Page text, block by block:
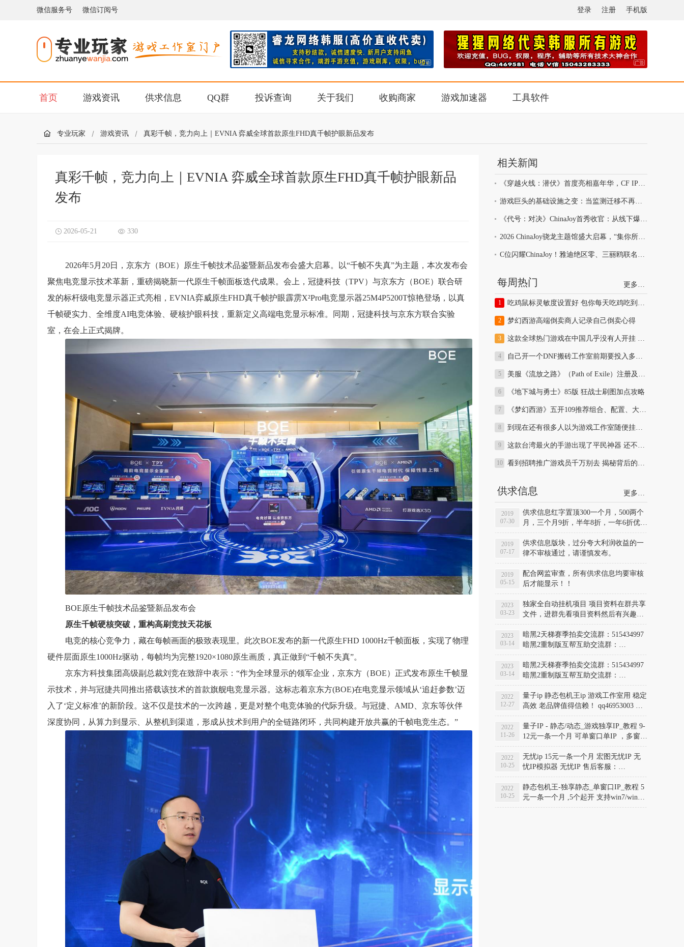
微信服务号 微信订阅号 登录 注册 手机版
首页 游戏资讯 供求信息 QQ群 投诉查询 关于我们 收购商家 游戏加速器 工具软件
专业玩家 游戏资讯 真彩千帧，竞力向上｜EVNIA 弈威全球首款原生FHD真千帧护眼新品发布
真彩千帧，竞力向上｜EVNIA 弈威全球首款原生FHD真千帧护眼新品
发布
2026-05-21 330
2026年5月20日，京东方（BOE）原生千帧技术品鉴暨新品发布会盛大启幕。以“千帧不失真”为主题，本次发布会
聚焦电竞显示技术革新，重磅揭晓新一代原生千帧面板迭代成果。会上，冠捷科技（TPV）与京东方（BOE）联合研
发的标杆级电竞显示器正式亮相，EVNIA弈威原生FHD真千帧护眼霹雳X²Pro电竞显示器25M4P5200T惊艳登场，以真
千帧硬实力、全维度AI电竞体验、硬核护眼科技，重新定义高端电竞显示标准。同期，冠捷科技与京东方联合实验
室，在会上正式揭牌。
BOE原生千帧技术品鉴暨新品发布会
原生千帧硬核突破，重构高刷竞技天花板
电竞的核心竞争力，藏在每帧画面的极致表现里。此次BOE发布的新一代原生FHD 1000Hz千帧面板，实现了物理
硬件层面原生1000Hz驱动，每帧均为完整1920×1080原生画质，真正做到“千帧不失真”。
京东方科技集团高级副总裁刘竞在致辞中表示：“作为全球显示的领军企业，京东方（BOE）正式发布原生千帧显
示技术，并与冠捷共同推出搭载该技术的首款旗舰电竞显示器。这标志着京东方(BOE)在电竞显示领域从‘追赶参数’迈
入了‘定义标准’的新阶段。这不仅是技术的一次跨越，更是对整个电竞体验的代际升级。与冠捷、AMD、京东等伙伴
深度协同，从算力到显示、从整机到渠道，形成从技术到用户的全链路闭环，共同构建开放共赢的千帧电竞生态。”
相关新闻
《穿越火线：潜伏》首度亮相嘉年华，CF IP迈向3A叙事新高度
游戏巨头的基础设施之变：当监测迁移不再以中断为代价
《代号：对决》ChinaJoy首秀收官：从线下爆满看见玩家的真实期待
2026 ChinaJoy骁龙主题馆盛大启幕，“集你所爱”解锁未来数字娱乐体验
C位闪耀ChinaJoy！雅迪绝区零、三丽鸥联名款全平台爆单
每周热门 更多…
吃鸡鼠标灵敏度设置好 包你每天吃鸡吃到饱！
梦幻西游高端倒卖商人记录自己倒卖心得
这款全球热门游戏在中国几乎没有人开挂 全球开挂比例最低
自己开一个DNF搬砖工作室前期要投入多少资金多久可以回本分析
美服《流放之路》（Path of Exile）注册及安装教程
《地下城与勇士》85版 狂战士刷图加点攻略
《梦幻西游》五开109推荐组合、配置、大型活动、副本及日常攻略
到现在还有很多人以为游戏工作室随便挂机就能月入上万
这款台湾最火的手游出现了平民神器 还不赶紧囤一波赚大钱？效果完爆同等武器
看到招聘推广游戏员千万别去 揭秘背后的坑爹之处和推广手段
供求信息 更多…
2019
07-30
供求信息红字置顶300一个月，500两个
月，三个月9折，半年8折，一年6折优
惠，需要置顶联系QQ：813220639 ，
QQ：38798955
2019
07-17
供求信息版块，过分夸大利润收益的一
律不审核通过，请谨慎发布。
2019
05-15
配合网监审查，所有供求信息均要审核
后才能显示！！
2023
03-23
独家全自动挂机项目 项目资料在群共享
文件，进群先看项目资料然后有兴趣的
联系管理 QQ群号: 868399266
2023
03-14
暗黑2天梯赛季拍卖交流群：515434997
暗黑2重制版互帮互助交流群：
565845560
2023
03-14
暗黑2天梯赛季拍卖交流群：515434997
暗黑2重制版互帮互助交流群：
565845560
2022
12-27
量子ip 静态包机王ip 游戏工作室用 稳定
高效 老品牌值得信赖！ qq46953003 官
网www.liangzlip.com
2022
11-26
量子IP - 静态/动态_游戏独享IP_教程 9-
12元一条一个月 可单窗口单IP ，多窗口
单IP 量子加速器支持自助 注册 自助购
买 注册账号: www.liangzlip.com qq
46953003
2022
10-25
无忧ip 15元一条一个月 宏图无忧IP 无
忧IP模拟器 无忧IP 售后客服：
329939780 官网:
http://329939780.wuyoudl.cn/ 教程/下
载：www.runxin.run/wuyouip/
2022
10-25
静态包机王-独享静态_单窗口IP_教程 5
元一条一个月 ,5个起开 支持win7/win10
客户端下载 支持后台自己换节点 支持